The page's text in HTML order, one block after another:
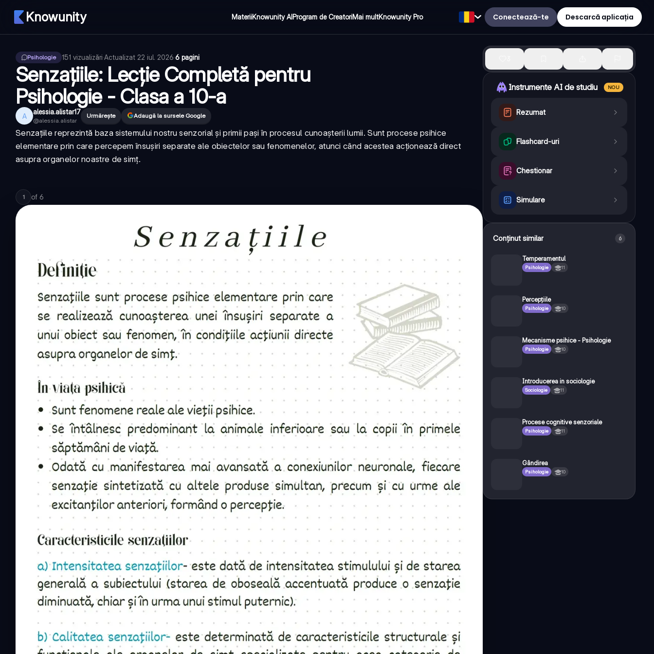
Knowunity MateriiKnowunity AIProgram de CreatoriMai multKnowunity Pro Conectează-te Descarcă aplicația
Psihologie 151 vizualizări·Actualizat 22 iul. 2026·6 pagini
Senzațiile: Lecție Completă pentru
Psihologie - Clasa a 10-a
A alessia.alistar17
@alessia.alistar
Urmărește Adaugă la sursele Google
Senzațiile reprezintă baza sistemului nostru senzorial și primii pași în procesul cunoașterii lumii. Sunt procese psihice
elementare prin care percepem însușiri separate ale obiectelor sau fenomenelor, atunci când acestea acționează direct
asupra organelor noastre de simț.
1 of 6
Instrumente AI de studiu NOU
Rezumat
Flashcard-uri
Chestionar
Simulare
Conținut similar 6
Temperamentul
Psihologie 11
Percepțiile
Psihologie 10
Mecanisme psihice - Psihologie
Psihologie 10
Introducerea in sociologie
Sociologie 11
Procese cognitive senzoriale
Psihologie 11
Gândirea
Psihologie 10